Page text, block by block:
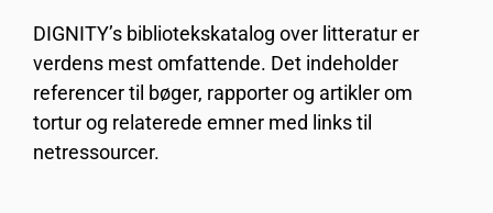
DIGNITY’s bibliotekskatalog over litteratur er
verdens mest omfattende. Det indeholder
referencer til bøger, rapporter og artikler om
tortur og relaterede emner med links til
netressourcer.